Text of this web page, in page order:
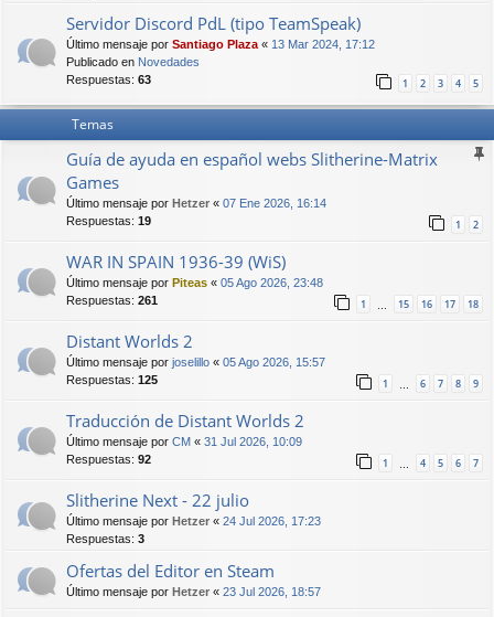
Servidor Discord PdL (tipo TeamSpeak)
Último mensaje por Santiago Plaza « 13 Mar 2024, 17:12
Publicado en Novedades
Respuestas: 63 1 2 3 4 5
Temas
Guía de ayuda en español webs Slitherine-Matrix
Games
Último mensaje por Hetzer « 07 Ene 2026, 16:14
Respuestas: 19 1 2
WAR IN SPAIN 1936-39 (WiS)
Último mensaje por Piteas « 05 Ago 2026, 23:48
Respuestas: 261 1 15 16 17 18
Distant Worlds 2
Último mensaje por joselillo « 05 Ago 2026, 15:57
Respuestas: 125 1 6 7 8 9
Traducción de Distant Worlds 2
Último mensaje por CM « 31 Jul 2026, 10:09
Respuestas: 92 1 … 4 5 6 7
Slitherine Next - 22 julio
Último mensaje por Hetzer « 24 Jul 2026, 17:23
Respuestas: 3
Ofertas del Editor en Steam
Último mensaje por Hetzer « 23 Jul 2026, 18:57